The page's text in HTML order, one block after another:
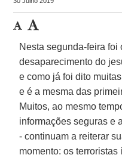
Nesta segunda-feira
desaparecimento do
e como já foi dito
e é a mesma das
Muitos, ao mesmo
informações seguras e
- continuam a reiterar
momento: os terroristas